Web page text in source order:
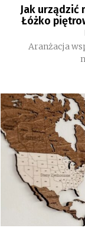
Jak urządzić
Łóżko
Aranżacja